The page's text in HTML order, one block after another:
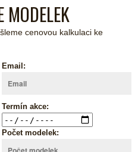
MODELEK
cenovou kalkulaci ke
Email:
Termín akce:
Počet modelek: